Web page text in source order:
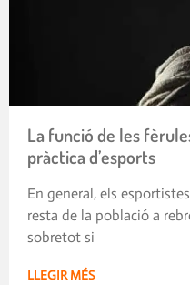
La funció de les
pràctica d’esports
En general, els
resta de la població a
sobretot si
LLEGIR MÉS